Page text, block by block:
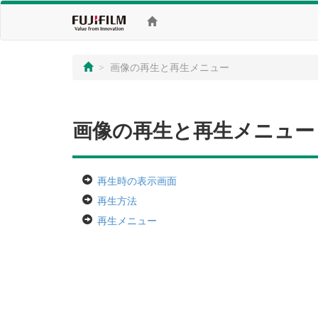
画像の再生と再生メニュー
画像の再生と再生メニュー
再生時の表示画面
再生方法
再生メニュー